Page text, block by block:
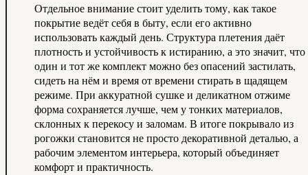
Отдельное внимание стоит уделить тому, как такое
покрытие ведёт себя в быту, если его активно
использовать каждый день. Структура плетения даёт
плотность и устойчивость к истиранию, а это значит, что
один и тот же комплект можно без опасений застилать,
сидеть на нём и время от времени стирать в щадящем
режиме. При аккуратной сушке и деликатном отжиме
форма сохраняется лучше, чем у тонких материалов,
склонных к перекосу и заломам. В итоге покрывало из
рогожки становится не просто декоративной деталью, а
рабочим элементом интерьера, который объединяет
комфорт и практичность.